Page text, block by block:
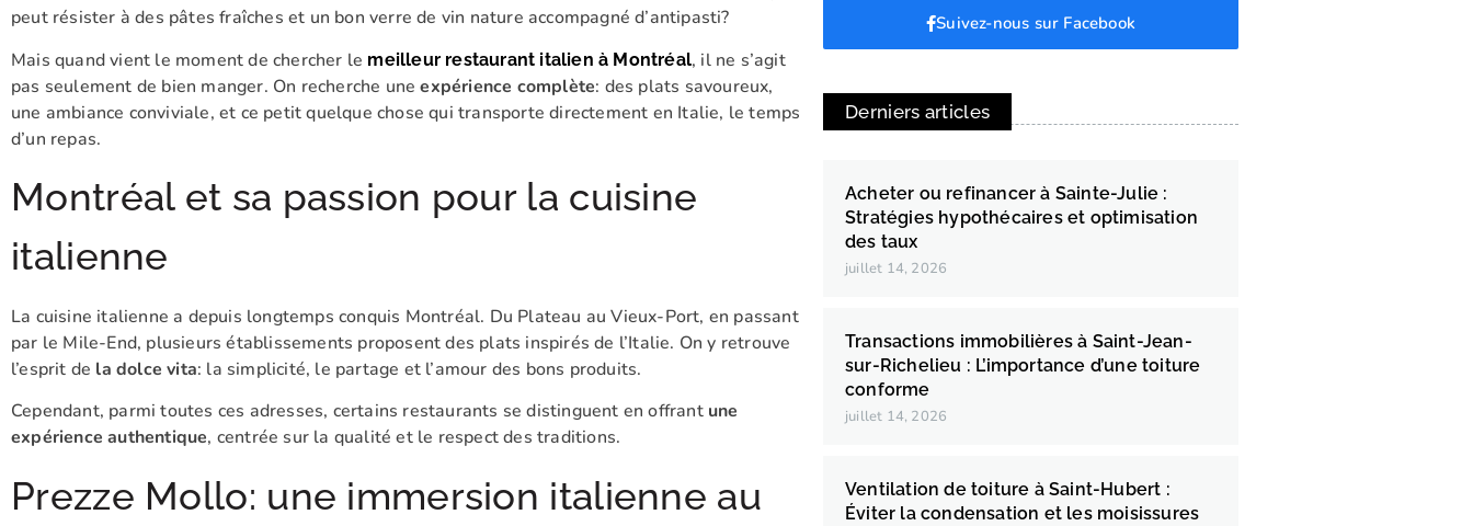
peut résister à des pâtes fraîches et un bon verre de vin nature accompagné d’antipasti?
Mais quand vient le moment de chercher le meilleur restaurant italien à Montréal, il ne s’agit
pas seulement de bien manger. On recherche uneexpérience complète: des plats savoureux,
une ambiance conviviale, et ce petit quelque chose qui transporte directement en Italie, le temps
d’un repas.
Montréal et sa passion pour la cuisine
italienne
La cuisine italienne a depuis longtemps conquis Montréal. Du Plateau au Vieux-Port, en passant
par le Mile-End, plusieurs établissements proposent des plats inspirés de l’Italie. On y retrouve
l’esprit de la dolce vita: la simplicité, le partage et l’amour des bons produits.
Cependant, parmi toutes ces adresses, certains restaurants se distinguent en offrant une
expérience authentique, centrée sur la qualité et le respect des traditions.
Prezze Mollo: une immersion italienne au
Suivez-nous sur Facebook
Derniers articles
Acheter ou refinancer à Sainte-Julie :
Stratégies hypothécaires et optimisation
des taux
juillet 14, 2026
Transactions immobilières à Saint-Jean-
sur-Richelieu : L’importance d’une toiture
conforme
juillet 14, 2026
Ventilation de toiture à Saint-Hubert :
Éviter la condensation et les moisissures